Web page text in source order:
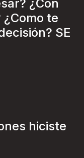
¿Con
te
SE
hiciste